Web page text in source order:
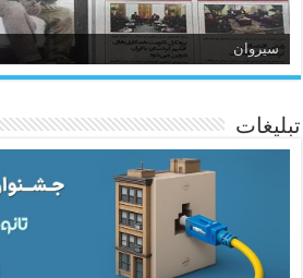
سیروان
ئاژانسی هەواڵی مێهر
تبلیغات